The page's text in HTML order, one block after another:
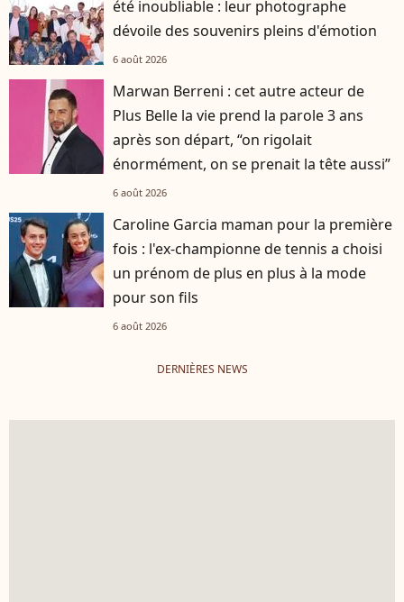
été inoubliable : leur photographe
dévoile des souvenirs pleins d'émotion
6 août 2026
Marwan Berreni : cet autre acteur de
Plus Belle la vie prend la parole 3 ans
après son départ, “on rigolait
énormément, on se prenait la tête aussi”
6 août 2026
Caroline Garcia maman pour la première
fois : l'ex-championne de tennis a choisi
un prénom de plus en plus à la mode
pour son fils
6 août 2026
DERNIÈRES NEWS